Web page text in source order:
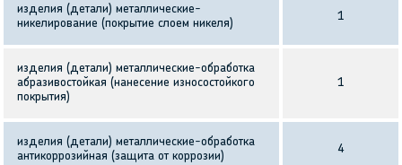
изделия (детали) металлические-
никелирование (покрытие слоем никеля)
1
изделия (детали) металлические-обработка
абразивостойкая (нанесение износостойкого
покрытия)
1
изделия (детали) металлические-обработка
антикоррозийная (защита от коррозии)
4